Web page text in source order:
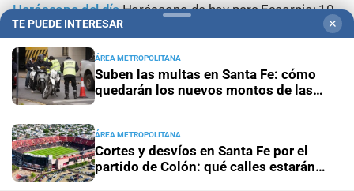
Horóscopo del díaHoróscopo de hoy para Escorpio: 10
de agosto de 2026
TE PUEDE INTERESAR ✕
ÁREA METROPOLITANA
Suben las multas en Santa Fe: cómo
quedarán los nuevos montos de las
ÁREA METROPOLITANA
Cortes y desvíos en Santa Fe por el
partido de Colón: qué calles estarán